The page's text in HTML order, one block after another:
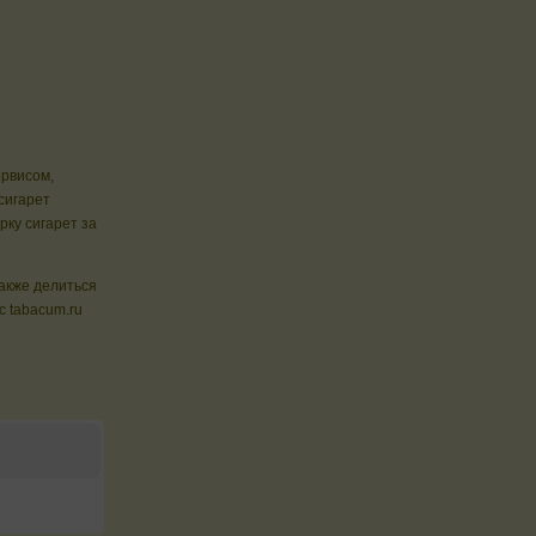
сигарет за
делиться
tabacum.ru